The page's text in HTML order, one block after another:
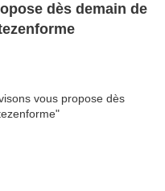
dès demain de